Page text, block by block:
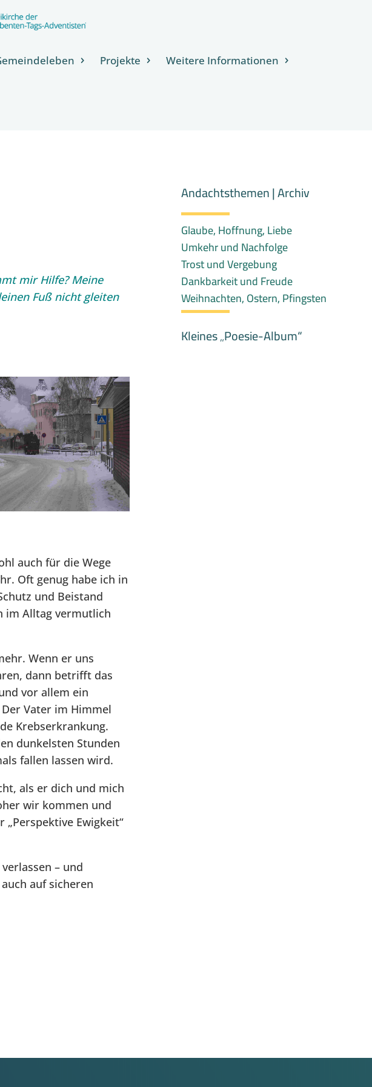
Projekte Weitere Informationen
mir Hilfe? Meine
Fuß nicht gleiten
auch für die Wege
Oft genug habe ich in
und Beistand
im Alltag vermutlich
Wenn er uns
dann betrifft das
vor allem ein
Vater im Himmel
Krebserkrankung.
dunkelsten Stunden
fallen lassen wird.
als er dich und mich
wir kommen und
Ewigkeit“
– und
auf sicheren
Andachtsthemen | Archiv
Glaube, Hoffnung, Liebe
Umkehr und Nachfolge
Trost und Vergebung
Dankbarkeit und Freude
Weihnachten, Ostern, Pfingsten
Kleines „Poesie-Album“